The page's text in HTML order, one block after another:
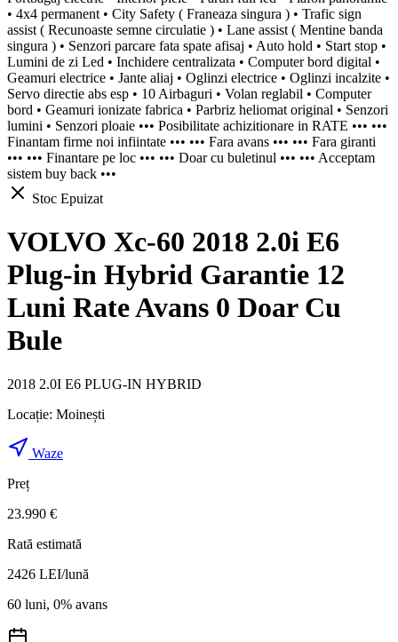
• 4x4 permanent • City Safety ( Franeaza singura ) • Trafic sign
assist ( Recunoaste semne circulatie ) • Lane assist ( Mentine banda
singura ) • Senzori parcare fata spate afisaj • Auto hold • Start stop •
Lumini de zi Led • Inchidere centralizata • Computer bord digital •
Geamuri electrice • Jante aliaj • Oglinzi electrice • Oglinzi incalzite •
Servo directie abs esp • 10 Airbaguri • Volan reglabil • Computer
bord • Geamuri ionizate fabrica • Parbriz heliomat original • Senzori
lumini • Senzori ploaie ••• Posibilitate achizitionare in RATE ••• •••
Finantam firme noi infiintate ••• ••• Fara avans ••• ••• Fara giranti
••• ••• Finantare pe loc ••• ••• Doar cu buletinul ••• ••• Acceptam
sistem buy back •••
Stoc Epuizat
VOLVO Xc-60 2018 2.0i E6
Plug-in Hybrid Garantie 12
Luni Rate Avans 0 Doar Cu
Bule
2018 2.0I E6 PLUG-IN HYBRID
Locație: Moinești
Waze
Preț
23.990 €
Rată estimată
2426 LEI/lună
60 luni, 0% avans